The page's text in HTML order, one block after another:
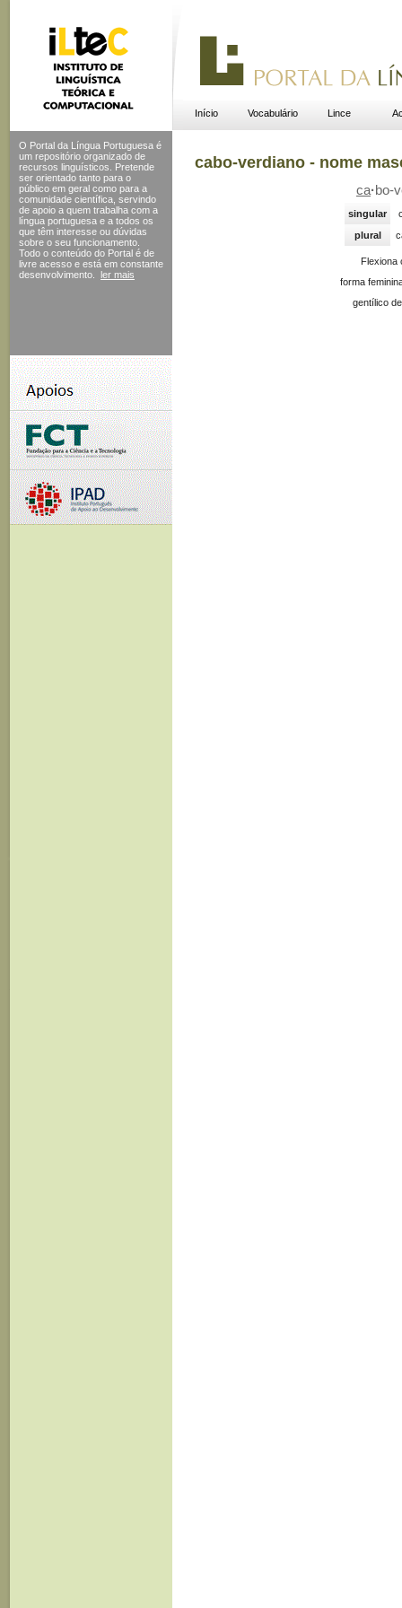
Início Vocabulário Lince
O Portal da Língua Portuguesa é
um repositório organizado de
recursos linguísticos. Pretende
ser orientado tanto para o
público em geral como para a
comunidade científica, servindo
de apoio a quem trabalha com a
língua portuguesa e a todos os
que têm interesse ou dúvidas
sobre o seu funcionamento.
Todo o conteúdo do Portal é de
livre acesso e está em constante
desenvolvimento.
ler mais
cabo-verdiano - nome
ca· bo-
singular
plural
Flexiona
forma
gentílico